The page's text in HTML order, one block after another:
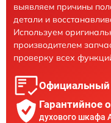
выявляем причины
детали и
Используем
производителем
проверку всех
Официальный
Гарантийное
духового шкафа